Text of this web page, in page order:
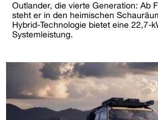
Outlander, die vierte Generation: Ab
steht er in den heimischen
Hybrid-Technologie bietet eine 22,7-
Systemleistung.